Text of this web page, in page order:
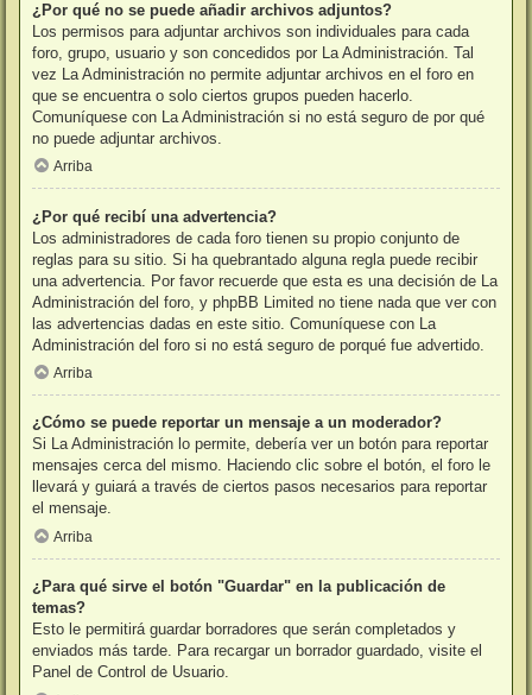
¿Por qué no se puede añadir archivos adjuntos?
Los permisos para adjuntar archivos son individuales para cada
foro, grupo, usuario y son concedidos por La Administración. Tal
vez La Administración no permite adjuntar archivos en el foro en
que se encuentra o solo ciertos grupos pueden hacerlo.
Comuníquese con La Administración si no está seguro de por qué
no puede adjuntar archivos.
Arriba
¿Por qué recibí una advertencia?
Los administradores de cada foro tienen su propio conjunto de
reglas para su sitio. Si ha quebrantado alguna regla puede recibir
una advertencia. Por favor recuerde que esta es una decisión de La
Administración del foro, y phpBB Limited no tiene nada que ver con
las advertencias dadas en este sitio. Comuníquese con La
Administración del foro si no está seguro de porqué fue advertido.
Arriba
¿Cómo se puede reportar un mensaje a un moderador?
Si La Administración lo permite, debería ver un botón para reportar
mensajes cerca del mismo. Haciendo clic sobre el botón, el foro le
llevará y guiará a través de ciertos pasos necesarios para reportar
el mensaje.
Arriba
¿Para qué sirve el botón "Guardar" en la publicación de
temas?
Esto le permitirá guardar borradores que serán completados y
enviados más tarde. Para recargar un borrador guardado, visite el
Panel de Control de Usuario.